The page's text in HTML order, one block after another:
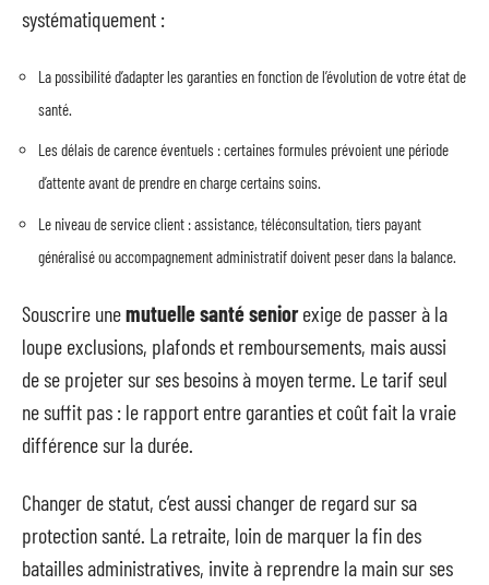
systématiquement :
La possibilité d’adapter les garanties en fonction de l’évolution de votre état de
santé.
Les délais de carence éventuels : certaines formules prévoient une période
d’attente avant de prendre en charge certains soins.
Le niveau de service client : assistance, téléconsultation, tiers payant
généralisé ou accompagnement administratif doivent peser dans la balance.
Souscrire unemutuelle santé seniorexige de passer à la
loupe exclusions, plafonds et remboursements, mais aussi
de se projeter sur ses besoins à moyen terme. Le tarif seul
ne suffit pas : le rapport entre garanties et coût fait la vraie
différence sur la durée.
Changer de statut, c’est aussi changer de regard sur sa
protection santé. La retraite, loin de marquer la fin des
batailles administratives, invite à reprendre la main sur ses